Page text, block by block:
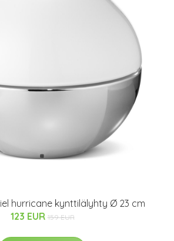
hurricane kynttilälyhty Ø 23 cm
123 EUR 159 EUR